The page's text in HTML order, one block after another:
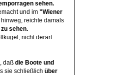
sehen.
und im "Wiener
reichte damals
sehen.
nicht derart
daß die Boote und
sie schließlich über